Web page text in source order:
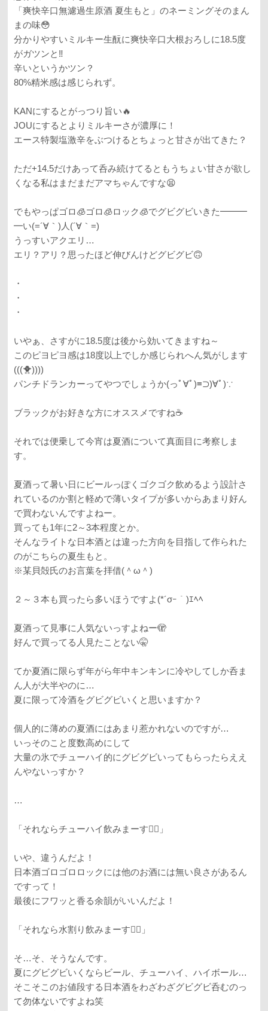
「爽快辛口無濾過生原酒 夏生もと」のネーミングそのまん
まの味😳
分かりやすいミルキー生酛に爽快辛口大根おろしに18.5度
がガツンと‼️
辛いというかツン？
80%精米感は感じられず。
KANにするとがっつり旨い🔥
JOUにするとよりミルキーさが濃厚に！
エース特製塩激辛をぶつけるとちょっと甘さが出てきた？
ただ+14.5だけあって呑み続けてるともうちょい甘さが欲し
くなる私はまだまだアマちゃんですな😫
でもやっぱゴロ🧊ゴロ🧊ロック🧊でグビグビいきた━━━
━い(=´∀｀)人(´∀｀=)
うっすいアクエリ…
エリ？アリ？思ったほど伸びんけどグビグビ🙃
・
・
・
いやぁ、さすがに18.5度は後から効いてきますね～
このピヨピヨ感は18度以上でしか感じられへん気がします
(((🐥))))
パンチドランカーってやつでしょうか(っﾟ∀ﾟ)≡⊃)∀ﾟ)∵
ブラックがお好きな方にオススメですね☕️
それでは便乗して今宵は夏酒について真面目に考察しま
す。
夏酒って暑い日にビールっぽくゴクゴク飲めるよう設計さ
れているのか割と軽めで薄いタイプが多いからあまり好ん
で買わないんですよねー。
買っても1年に2～3本程度とか。
そんなライトな日本酒とは違った方向を目指して作られた
のがこちらの夏生もと。
※某貝殻氏のお言葉を拝借(＾ω＾)
２～３本も買ったら多いほうですよ(*´σｰ｀)ｴﾍﾍ
夏酒って見事に人気ないっすよねー🫣
好んで買ってる人見たことない🤫
てか夏酒に限らず年がら年中キンキンに冷やしてしか呑ま
ん人が大半やのに…
夏に限って冷酒をグビグビいくと思いますか？
個人的に薄めの夏酒にはあまり惹かれないのですが…
いっそのこと度数高めにして
大量の氷でチューハイ的にグビグビいってもらったらええ
んやないっすか？
…
「それならチューハイ飲みまーす🙋‍♂️」
いや、違うんだよ！
日本酒ゴロゴロロックには他のお酒には無い良さがあるん
ですって！
最後にフワッと香る余韻がいいんだよ！
「それなら水割り飲みまーす🙋‍♂️」
そ…そ、そうなんです。
夏にグビグビいくならビール、チューハイ、ハイボール…
そこそこのお値段する日本酒をわざわざグビグビ呑むのっ
て勿体ないですよね笑